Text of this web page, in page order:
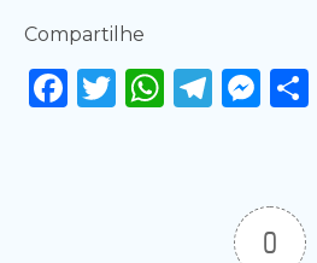
Compartilhe
Facebook
Twitter
0